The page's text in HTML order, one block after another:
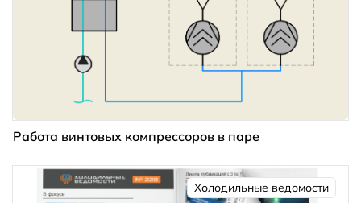
Работа винтовых компрессоров в паре
Холодильные ведомости